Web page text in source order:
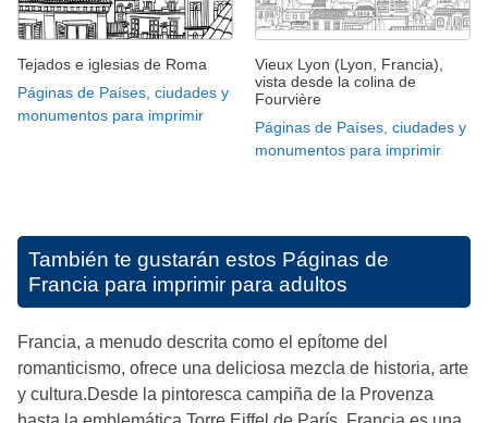
Tejados e iglesias de Roma
Páginas de Países, ciudades y
monumentos para imprimir
Vieux Lyon (Lyon, Francia),
vista desde la colina de
Fourvière
Páginas de Países, ciudades y
monumentos para imprimir
También te gustarán estos Páginas de
Francia para imprimir para adultos
Francia, a menudo descrita como el epítome del
romanticismo, ofrece una deliciosa mezcla de historia, arte
y cultura.Desde la pintoresca campiña de la Provenza